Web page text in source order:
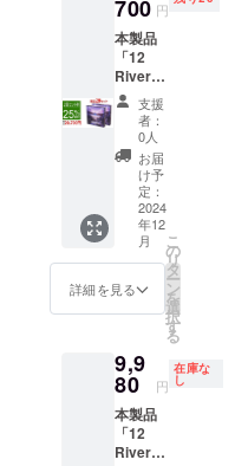
の供給
製造工
程上の
都合等
により
出荷時
期が遅
れる場
合があ
りま
す。
は消費
税、送
料込み
の金額
です。■
デザイ
ン・仕
様は変
更にな
る可能
性もご
ざいま
す。ご
了承く
ださ
用部材
の供給
製造工
程上の
都合等
700 円
本製品
「12
Rivers
」を２
個お届
けしま
す。■一
般販売
予定価
27600
円の
25%OF
Fでのご
提供で
す。■限
セッ
ト。■価
格表示
は消費
税、送
料込み
支援
者：
0人
お届
け予
定：
2024
年12
月
詳細を見る
こ
の
リ
タ
ー
ン
を
選
択
す
る
9,9
80 円
在庫な
し
本製品
「12
Rivers